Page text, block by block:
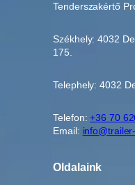
Tenderszakértő
Székhely: 4032
175.
Telephely: 4032
Telefon:+36 70
Email:
Oldalaink